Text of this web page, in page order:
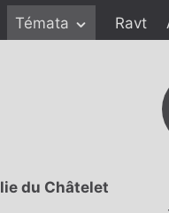
Témata Ravt
du Châtelet